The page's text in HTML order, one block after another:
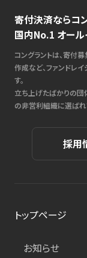
寄付決済ならコ
国内No.1 オール
コングラントは、寄付
作成など、ファンドレ
す。
立ち上げたばかりの
の非営利組織に選ばれ
採用
トップページ
お知らせ